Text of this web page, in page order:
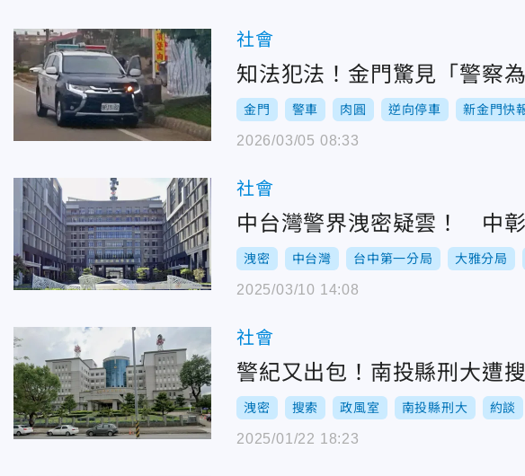
社會
知法犯法！金門驚見「警察
金門 警車 肉圓 逆向停車 新金門快
2026/03/05 08:33
社會
中台灣警界洩密疑雲！ 中
洩密 中台灣 台中第一分局 大雅分局
2025/03/10 14:08
社會
警紀又出包！南投縣刑大遭
洩密 搜索 政風室 南投縣刑大 約談
2025/01/22 18:23